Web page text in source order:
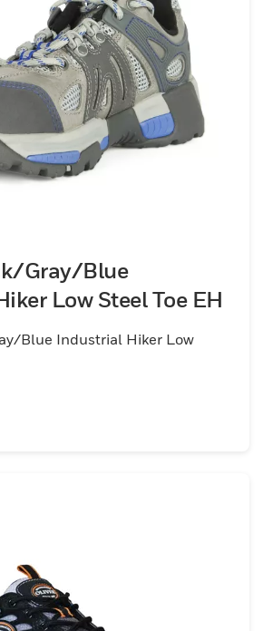
Gray/Blue
Low Steel Toe EH
Blue Industrial Hiker Low